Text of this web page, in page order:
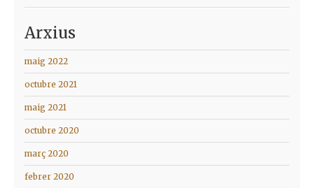
Arxius
maig 2022
octubre 2021
maig 2021
octubre 2020
març 2020
febrer 2020